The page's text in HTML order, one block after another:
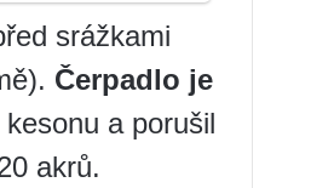
srážkami
Čerpadlo je
a porušil
akrů.